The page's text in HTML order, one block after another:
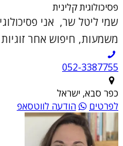
פסיכולוגית קלינית
שמי ליטל שר, אני
משמעות, חיפוש אחר
052-3387755
כפר סבא, ישראל
לפרטים
הודעה לווטסאפ